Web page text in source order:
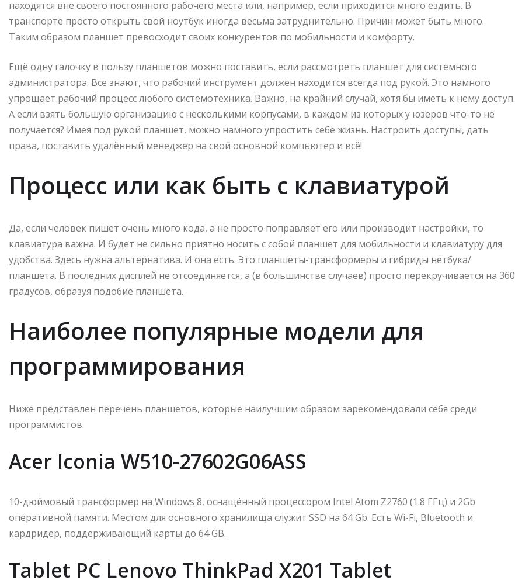
находятся вне своего постоянного рабочего места или, например, если приходится много ездить. В
транспорте просто открыть свой ноутбук иногда весьма затруднительно. Причин может быть много.
Таким образом планшет превосходит своих конкурентов по мобильности и комфорту.
Ещё одну галочку в пользу планшетов можно поставить, если рассмотреть планшет для системного
администратора. Все знают, что рабочий инструмент должен находится всегда под рукой. Это намного
упрощает рабочий процесс любого системотехника. Важно, на крайний случай, хотя бы иметь к нему доступ.
А если взять большую организацию с несколькими корпусами, в каждом из которых у юзеров что-то не
получается? Имея под рукой планшет, можно намного упростить себе жизнь. Настроить доступы, дать
права, поставить удалённый менеджер на свой основной компьютер и всё!
Процесс или как быть с клавиатурой
Да, если человек пишет очень много кода, а не просто поправляет его или производит настройки, то
клавиатура важна. И будет не сильно приятно носить с собой планшет для мобильности и клавиатуру для
удобства. Здесь нужна альтернатива. И она есть. Это планшеты-трансформеры и гибриды нетбука/
планшета. В последних дисплей не отсоединяется, а (в большинстве случаев) просто перекручивается на 360
градусов, образуя подобие планшета.
Наиболее популярные модели для
программирования
Ниже представлен перечень планшетов, которые наилучшим образом зарекомендовали себя среди
программистов.
Acer Iconia W510-27602G06ASS
10-дюймовый трансформер на Windows 8, оснащённый процессором Intel Atom Z2760 (1.8 ГГц) и 2Gb
оперативной памяти. Местом для основного хранилища служит SSD на 64 Gb. Есть Wi-Fi, Bluetooth и
кардридер, поддерживающий карты до 64 GB.
Tablet PC Lenovo ThinkPad X201 Tablet